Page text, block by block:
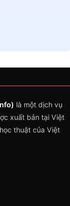
là một dịch vụ
xuất bản tại Việt
thuật của Việt